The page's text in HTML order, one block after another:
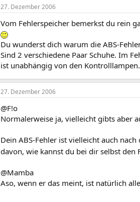
27. Dezember 2006
Vom Fehlerspeicher bemerkst du rein
Du wunderst dich warum die ABS-
Sind 2 verschiedene Paar Schuhe. Im
ist unabhängig von den Kontrolllampen.
27. Dezember 2006
@F!o
Normalerweise ja, vielleicht gibts aber
Dein ABS-Fehler ist vielleicht auch
davon, wie kannst du bei dir selbst den
@Mamba
Aso, wenn er das meint, ist natürlich